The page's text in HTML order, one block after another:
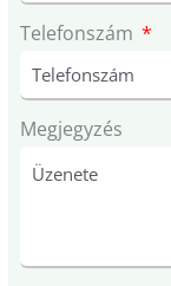
Telefonszám
Megjegyzés